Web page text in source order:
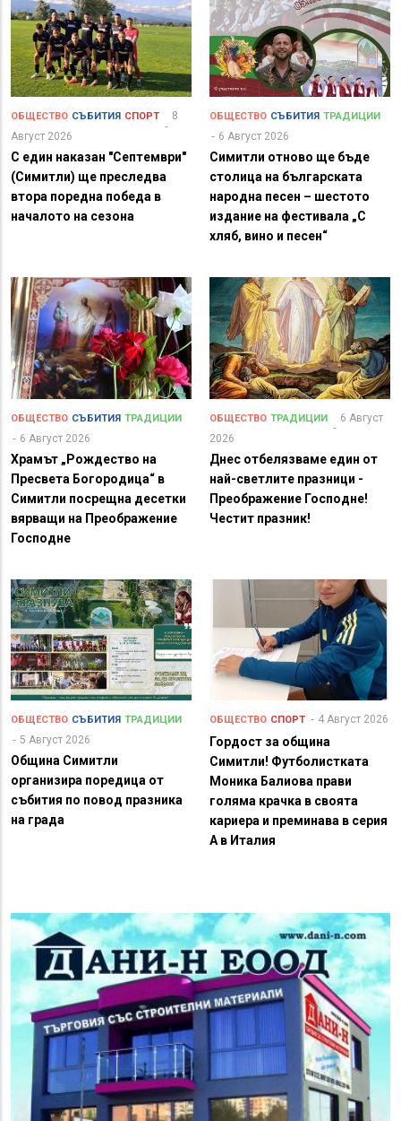
ОБЩЕСТВО СЪБИТИЯ СПОРТ
8
Август 2026
С един наказан "Септември"
(Симитли) ще преследва
втора поредна победа в
началото на сезона
ОБЩЕСТВО СЪБИТИЯ ТРАДИЦИИ
6 Август 2026
Симитли отново ще бъде
столица на българската
народна песен – шестото
издание на фестивала „С
хляб, вино и песен“
ОБЩЕСТВО СЪБИТИЯ ТРАДИЦИИ
6 Август 2026
Храмът „Рождество на
Пресвета Богородица“ в
Симитли посрещна десетки
вярващи на Преображение
Господне
ОБЩЕСТВО ТРАДИЦИИ
6 Август
2026
Днес отбелязваме един от
най-светлите празници -
Преображение Господне!
Честит празник!
ОБЩЕСТВО СЪБИТИЯ ТРАДИЦИИ
5 Август 2026
Община Симитли
организира поредица от
събития по повод празника
на града
ОБЩЕСТВО СПОРТ 4 Август 2026
Гордост за община
Симитли! Футболистката
Моника Балиова прави
голяма крачка в своята
кариера и преминава в серия
А в Италия